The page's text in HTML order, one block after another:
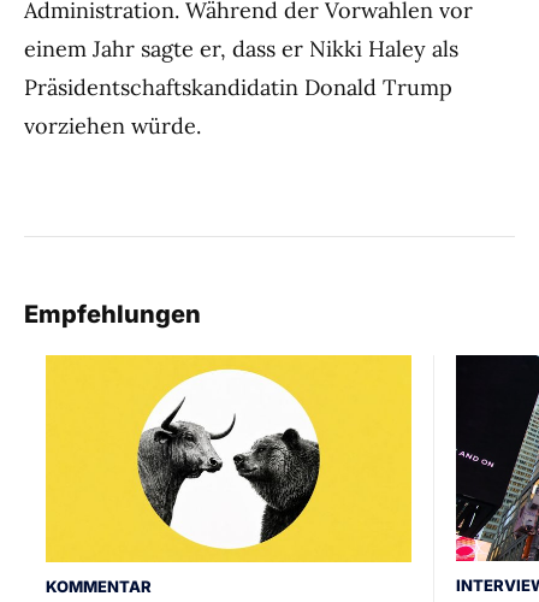
Administration. Während der Vorwahlen vor
einem Jahr sagte er, dass er Nikki Haley als
Präsidentschaftskandidatin Donald Trump
vorziehen würde.
Empfehlungen
KOMMENTAR